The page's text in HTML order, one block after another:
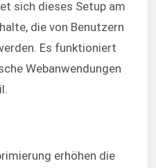
sich dieses Setup am
die von Benutzern
Es funktioniert
Webanwendungen
erhöhen die